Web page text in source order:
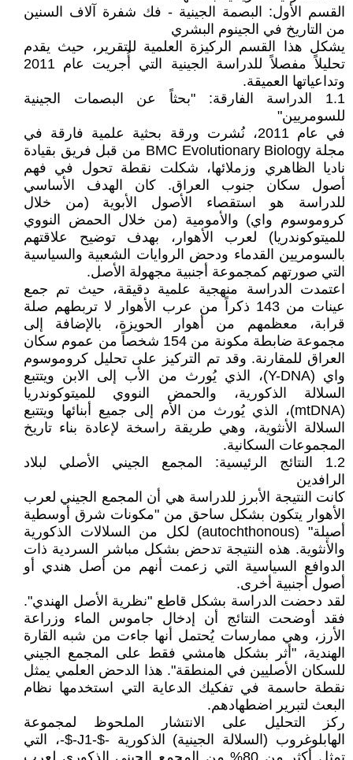
القسم الأول: البصمة الجينية - فك شفرة آلاف السنين
من التاريخ في الجينوم البشري
يشكل هذا القسم الركيزة العلمية للتقرير، حيث يقدم
تحليلاً مفصلاً للدراسة الجينية التي أُجريت عام 2011
وتداعياتها العميقة.
1.1 الدراسة الفارقة: "بحثاً عن البصمات الجينية
للسومريين"
في عام 2011، نُشرت ورقة بحثية علمية فارقة في
مجلة BMC Evolutionary Biology من قبل فريق بقيادة
ناديا الظاهري وزملائها، شكلت نقطة تحول في فهم
أصول سكان جنوب العراق. كان الهدف الأساسي
للدراسة هو استقصاء الأصول الأبوية (من خلال
كروموسوم واي) والأمومية (من خلال الحمض النووي
للميتوكوندريا) لعرب الأهوار، بهدف توضيح علاقتهم
بالسومريين القدماء ودحض الروايات الشعبية والسياسية
التي صورتهم كمجموعة أجنبية مجهولة الأصل.
اعتمدت الدراسة منهجية علمية دقيقة، حيث تم جمع
عينات من 143 ذكراً من عرب الأهوار لا تربطهم صلة
قرابة، معظمهم من أهوار الحويزة، بالإضافة إلى
مجموعة ضابطة مكونة من 154 شخصاً من عموم سكان
العراق للمقارنة. وقد تم التركيز على تحليل كروموسوم
واي (Y-DNA)، الذي يُورث من الأب إلى الابن ويتتبع
السلالة الذكورية، والحمض النووي للميتوكوندريا
(mtDNA)، الذي يُورث من الأم إلى جميع أبنائها ويتتبع
السلالة الأنثوية، وهي طريقة راسخة لإعادة بناء تاريخ
المجموعات السكانية.
1.2 النتائج الرئيسية: المجمع الجيني الأصلي لبلاد
الرافدين
كانت النتيجة الأبرز للدراسة هي أن المجمع الجيني لعرب
الأهوار يتكون بشكل ساحق من "مكونات شرق أوسطية
أصيلة" (autochthonous) لكل من السلالات الذكورية
والأنثوية. هذه النتيجة تدحض بشكل مباشر السردية ذات
الدوافع السياسية التي زعمت أنهم من أصل هندي أو
أصول أجنبية أخرى.
لقد دحضت الدراسة بشكل قاطع "نظرية الأصل الهندي".
فقد أوضحت النتائج أن إدخال جاموس الماء وزراعة
الأرز، وهي ممارسات يُحتمل أنها جاءت من شبه القارة
الهندية، "أثر بشكل هامشي فقط على المجمع الجيني
للسكان الأصليين في المنطقة". هذا الدحض العلمي يمثل
نقطة حاسمة في تفكيك الدعاية التي استخدمها نظام
البعث لتبرير اضطهادهم.
ركز التحليل على الانتشار الملحوظ لمجموعة
الهابلوغروب (السلالة الجينية) الذكورية -$-J1-$-، التي